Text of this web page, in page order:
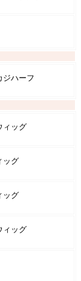
ジハーフ
ィッグ
ッグ
ッグ
ィッグ